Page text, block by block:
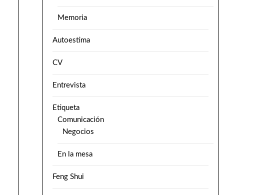
Memoria
Autoestima
CV
Entrevista
Etiqueta
Comunicación
Negocios
En la mesa
Feng Shui